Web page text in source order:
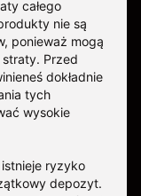
całego
nie są
ponieważ mogą
Przed
dokładnie
tych
wysokie
ryzyko
depozyt.